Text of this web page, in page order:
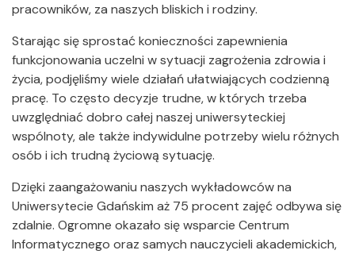
pracowników, za naszych bliskich i rodziny.
Starając się sprostać konieczności zapewnienia
funkcjonowania uczelni w sytuacji zagrożenia zdrowia i
życia, podjęliśmy wiele działań ułatwiających codzienną
pracę. To często decyzje trudne, w których trzeba
uwzględniać dobro całej naszej uniwersyteckiej
wspólnoty, ale także indywidulne potrzeby wielu różnych
osób i ich trudną życiową sytuację.
Dzięki zaangażowaniu naszych wykładowców na
Uniwersytecie Gdańskim aż 75 procent zajęć odbywa się
zdalnie. Ogromne okazało się wsparcie Centrum
Informatycznego oraz samych nauczycieli akademickich,